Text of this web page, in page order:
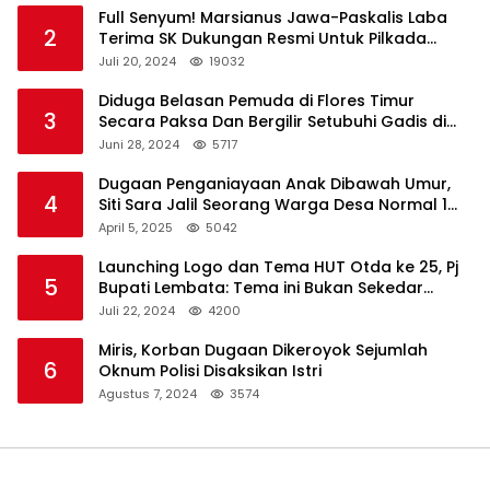
2
Full Senyum! Marsianus Jawa-Paskalis Laba
Terima SK Dukungan Resmi Untuk Pilkada
Lembata
Juli 20, 2024 19032
3
Diduga Belasan Pemuda di Flores Timur
Secara Paksa Dan Bergilir Setubuhi Gadis di
Bawah Umur
Juni 28, 2024 5717
4
Dugaan Penganiayaan Anak Dibawah Umur,
Siti Sara Jalil Seorang Warga Desa Normal 1
Melapor ke Polisi
April 5, 2025 5042
5
Launching Logo dan Tema HUT Otda ke 25, Pj
Bupati Lembata: Tema ini Bukan Sekedar
Refleksi Semalam
Juli 22, 2024 4200
6
Miris, Korban Dugaan Dikeroyok Sejumlah
Oknum Polisi Disaksikan Istri
Agustus 7, 2024 3574